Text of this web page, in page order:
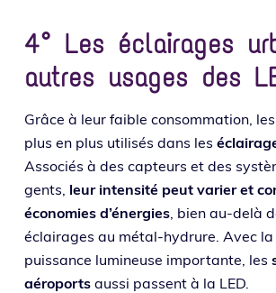
4° Les éclairages
autres usages des
Grâce à leur faible consom­ma­tion,
plus en plus uti­li­sés dans les
Associés à des cap­teurs et des
gents, leur inten­si­té peut varier et
éco­no­mies d’éner­gies, bien au-delà
éclai­rages au métal-hydrure. Avec la
puis­sance lumi­neuse impor­tante, les
aéro­portsaus­si passent à la LED.